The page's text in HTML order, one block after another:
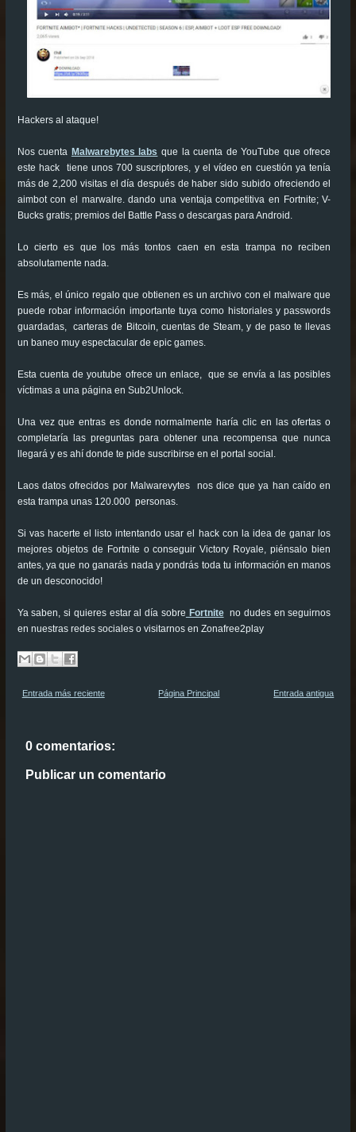
Hackers al ataque!
Nos cuenta Malwarebytes labs que la cuenta de YouTube que ofrece
este hack tiene unos 700 suscriptores, y el vídeo en cuestión ya tenía
más de 2,200 visitas el día después de haber sido subido ofreciendo el
aimbot con el marwalre. dando una ventaja competitiva en Fortnite; V-
Bucks gratis; premios del Battle Pass o descargas para Android.
Lo cierto es que los más tontos caen en esta trampa no reciben
absolutamente nada.
Es más, el único regalo que obtienen es un archivo con el malware que
puede robar información importante tuya como historiales y passwords
guardadas, carteras de Bitcoin, cuentas de Steam, y de paso te llevas
un baneo muy espectacular de epic games.
Esta cuenta de youtube ofrece un enlace, que se envía a las posibles
víctimas a una página en Sub2Unlock.
Una vez que entras es donde normalmente haría clic en las ofertas o
completaría las preguntas para obtener una recompensa que nunca
llegará y es ahí donde te pide suscribirse en el portal social.
Laos datos ofrecidos por Malwarevytes nos dice que ya han caído en
esta trampa unas 120.000 personas.
Si vas hacerte el listo intentando usar el hack con la idea de ganar los
mejores objetos de Fortnite o conseguir Victory Royale, piénsalo bien
antes, ya que no ganarás nada y pondrás toda tu información en manos
de un desconocido!
Ya saben, si quieres estar al día sobre Fortnite no dudes en seguirnos
en nuestras redes sociales o visitarnos en Zonafree2play
Entrada más reciente Entrada antigua
Página Principal
0 comentarios:
Publicar un comentario